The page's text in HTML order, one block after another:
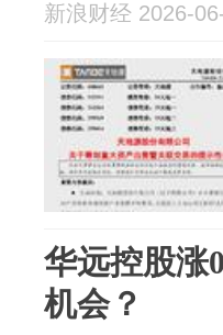
新浪财经 2026-
华远控股涨
机会？